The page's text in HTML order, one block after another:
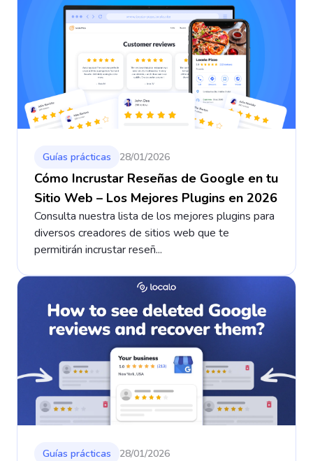
Guías prácticas 28/01/2026
Cómo Incrustar Reseñas de Google en tu
Sitio Web – Los Mejores Plugins en 2026
Consulta nuestra lista de los mejores plugins para
diversos creadores de sitios web que te
permitirán incrustar reseñ...
Guías prácticas 28/01/2026